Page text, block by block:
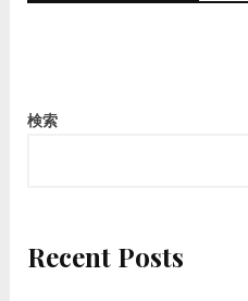
検索
Recent Posts